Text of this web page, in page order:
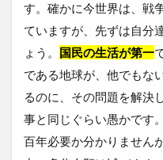
す。確かに今世界は、戦
ていますが、先ずは自分
ょう。 国民の生活が第一
である地球が、他でもな
るのに、その問題を解決
事と同じぐらい愚かです
百年必要か分かりません